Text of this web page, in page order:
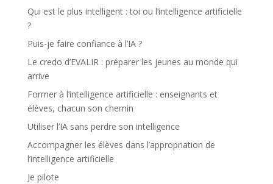
Qui est le plus intelligent : toi ou l’intelligence artificielle
?
Puis-je faire confiance à l’IA ?
Le credo d’EVALIR : préparer les jeunes au monde qui
arrive
Former à l’intelligence artificielle : enseignants et
élèves, chacun son chemin
Utiliser l’IA sans perdre son intelligence
Accompagner les élèves dans l’appropriation de
l’intelligence artificielle
Je pilote